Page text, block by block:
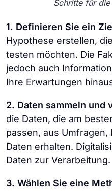
Schritte für
1. Definieren Sie ein
Hypothese erstellen,
testen möchten. Die
jedoch auch
Ihre Erwartungen
2. Daten sammeln und
die Daten, die am
passen, aus
Daten erhalten.
Daten zur Verarbeitung.
3. Wählen Sie eine